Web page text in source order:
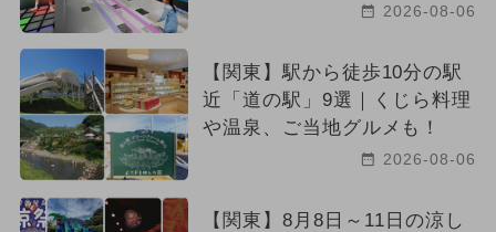
2026-08-06
【関東】駅から徒歩10分の駅
近「道の駅」9選｜くじら料理
や温泉、ご当地グルメも！
2026-08-06
【関東】8月8日～11日の涼し